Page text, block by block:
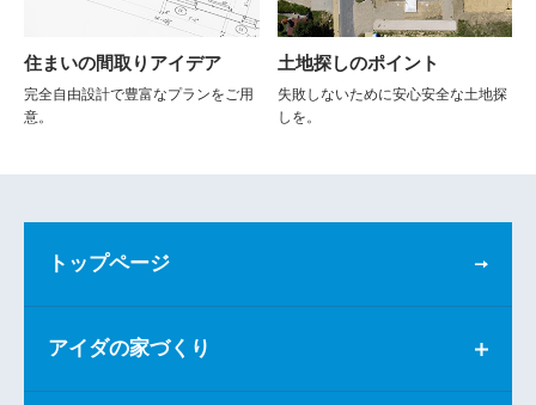
住まいの間取りアイデア
完全自由設計で豊富なプランをご用
意。
土地探しのポイント
失敗しないために安心安全な土地探
しを。
トップページ
アイダの家づくり